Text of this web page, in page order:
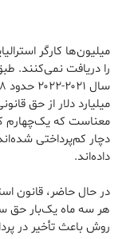
میلیون‌ها کارگر
را دریافت نمی‌کنند.
میلیارد دلار از حق
معناست که یک‌چهارم
داده‌اند.
در حال حاضر، قانون
هر سه ماه یک‌بار حق
روش باعث تأخیر در